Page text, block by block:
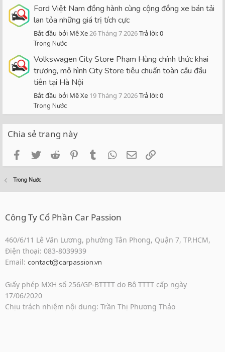
Ford Việt Nam đồng hành cùng cộng đồng xe bán tải
lan tỏa những giá trị tích cực
Bắt đầu bởi Mê Xe26 Tháng 7 2026Trả lời: 0
Trong Nước
Volkswagen City Store Phạm Hùng chính thức khai
trương, mô hình City Store tiêu chuẩn toàn cầu đầu
tiên tại Hà Nội
Bắt đầu bởi Mê Xe 19 Tháng 7 2026Trả lời: 0
Trong Nước
Chia sẻ trang này
FacebookTwitterReddit PinterestTumblrWhatsApp
Email
Trong Nước
Công Ty Cổ Phần Car Passion
460/6/11 Lê Văn Lương, phường Tân Phong, Quận 7, TP.HCM,
Điện thoại: 083-8039939
Email: contact@carpassion.vn
Giấy phép MXH số 256/GP-BTTTT do Bộ TTTT cấp ngày
17/06/2020
Chịu trách nhiệm nội dung: Trần Thị Phương Thảo